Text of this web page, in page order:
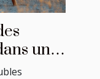
une
?